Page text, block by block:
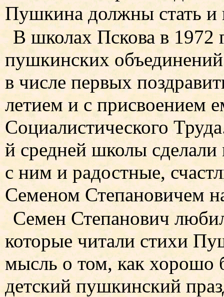
Пушкина должны стать и
В школах Пскова в 1972
пушкинских
в числе первых
летием и с присвоением
Социалистического
й средней школы
с ним и радостные,
Семеном Степановичем
Семен Степанович
которые читали стихи
мысль о том, как хорошо
детский пушкинский